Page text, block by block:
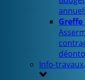
Info-